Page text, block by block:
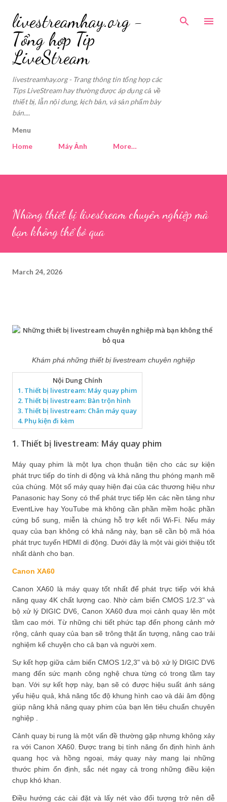
Skip to main content
livestreamhay.org -
Tổng hợp Tip
LiveStream
livestreamhay.org - Trang thông tin tổng hợp các
Tips LiveStream hay thường được áp dụng cả về
thiết bị, lẫn nội dung, kịch bản, và sản phẩm bày
bán....
Menu
Home
Máy Ảnh More…
Những thiết bị livestream chuyên nghiệp mà
bạn không thể bỏ qua
March 24, 2026
Khám phá những thiết bị livestream chuyên nghiệp
Nội Dung Chính
1. Thiết bị livestream: Máy quay phim
2. Thiết bị livestream: Bàn trộn hình
3. Thiết bị livestream: Chân máy quay
4. Phụ kiện đi kèm
1. Thiết bị livestream: Máy quay phim
Máy quay phim là một lựa chọn thuận tiện cho các sự kiện
phát trực tiếp do tính di động và khả năng thu phóng mạnh mẽ
của chúng. Một số máy quay hiện đại của các thương hiệu như
Panasonic hay Sony có thể phát trực tiếp lên các nền tảng như
EventLive hay YouTube mà không cần phần mềm hoặc phần
cứng bổ sung, miễn là chúng hỗ trợ kết nối Wi-Fi. Nếu máy
quay của bạn không có khả năng này, bạn sẽ cần bộ mã hóa
phát trực tuyến HDMI di động. Dưới đây là một vài giới thiệu tốt
nhất dành cho bạn.
Canon XA60
Canon XA60 là máy quay tốt nhất để phát trực tiếp với khả
năng quay 4K chất lượng cao. Nhờ cảm biến CMOS 1/2.3" và
bộ xử lý DIGIC DV6, Canon XA60 đưa mọi cảnh quay lên một
tầm cao mới. Từ những chi tiết phức tạp đến phong cảnh mở
rộng, cảnh quay của bạn sẽ trông thật ấn tượng, nâng cao trải
nghiệm kể chuyện cho cả bạn và người xem.
Sự kết hợp giữa cảm biến CMOS 1/2,3" và bộ xử lý DIGIC DV6
mang đến sức mạnh công nghệ chưa từng có trong tầm tay
bạn. Với sự kết hợp này, bạn sẽ có được hiệu suất ánh sáng
yếu hiệu quả, khả năng tốc độ khung hình cao và dải âm động
giúp nâng khả năng quay phim của bạn lên tiêu chuẩn chuyên
nghiệp .
Cảnh quay bị rung là một vấn đề thường gặp nhưng không xảy
ra với Canon XA60. Được trang bị tính năng ổn định hình ảnh
quang học và hồng ngoại, máy quay này mang lại những
thước phim ổn định, sắc nét ngay cả trong những điều kiện
chụp khó khan.
Điều hướng các cài đặt và lấy nét vào đối tượng trở nên dễ